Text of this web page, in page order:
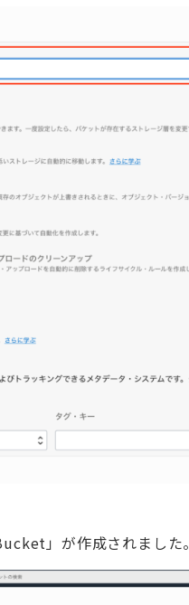
」が作成されました。